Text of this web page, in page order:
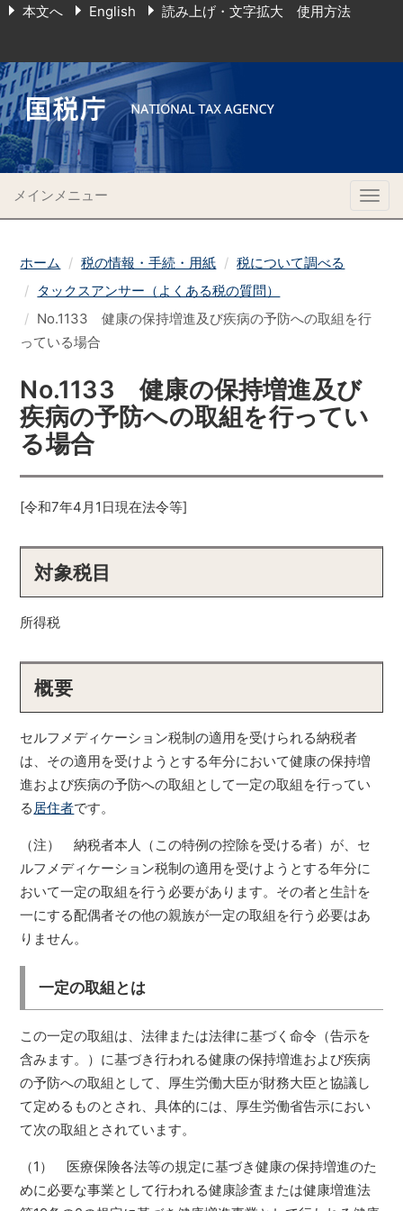
本文へ English 読み上げ・文字拡大 使用方法
メインメニュー
ホーム 税の情報・手続・用紙
税について調べる
タックスアンサー（よくある税の質問）
No.1133 健康の保持増進及び疾病の予防への取組を行
っている場合
No.1133 健康の保持増進及び
疾病の予防への取組を行ってい
る場合
[令和7年4月1日現在法令等]
対象税目
所得税
概要
セルフメディケーション税制の適用を受けられる納税者
は、その適用を受けようとする年分において健康の保持増
進および疾病の予防への取組として一定の取組を行ってい
る居住者です。
（注） 納税者本人（この特例の控除を受ける者）が、セ
ルフメディケーション税制の適用を受けようとする年分に
おいて一定の取組を行う必要があります。その者と生計を
一にする配偶者その他の親族が一定の取組を行う必要はあ
りません。
一定の取組とは
この一定の取組は、法律または法律に基づく命令（告示を
含みます。）に基づき行われる健康の保持増進および疾病
の予防への取組として、厚生労働大臣が財務大臣と協議し
て定めるものとされ、具体的には、厚生労働省告示におい
て次の取組とされています。
（1） 医療保険各法等の規定に基づき健康の保持増進のた
めに必要な事業として行われる健康診査または健康増進法